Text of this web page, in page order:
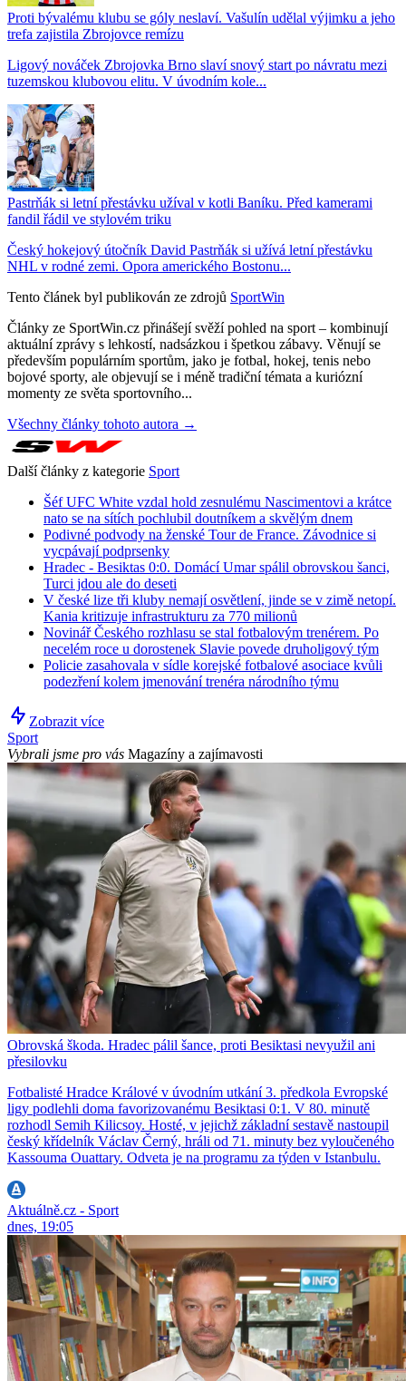
Proti bývalému klubu se góly neslaví. Vašulín udělal výjimku a jeho
trefa zajistila Zbrojovce remízu
Ligový nováček Zbrojovka Brno slaví snový start po návratu mezi
tuzemskou klubovou elitu. V úvodním kole...
Pastrňák si letní přestávku užíval v kotli Baníku. Před kamerami
fandil řádil ve stylovém triku
Český hokejový útočník David Pastrňák si užívá letní přestávku
NHL v rodné zemi. Opora amerického Bostonu...
Tento článek byl publikován ze zdrojů SportWin
Články ze SportWin.cz přinášejí svěží pohled na sport – kombinují
aktuální zprávy s lehkostí, nadsázkou i špetkou zábavy. Věnují se
především populárním sportům, jako je fotbal, hokej, tenis nebo
bojové sporty, ale objevují se i méně tradiční témata a kuriózní
momenty ze světa sportovního...
Všechny články tohoto autora →
Další články z kategorie Sport
Šéf UFC White vzdal hold zesnulému Nascimentovi a krátce
nato se na sítích pochlubil doutníkem a skvělým dnem
Podivné podvody na ženské Tour de France. Závodnice si
vycpávají podprsenky
Hradec - Besiktas 0:0. Domácí Umar spálil obrovskou šanci,
Turci jdou ale do deseti
V české lize tři kluby nemají osvětlení, jinde se v zimě netopí.
Kania kritizuje infrastrukturu za 770 milionů
Novinář Českého rozhlasu se stal fotbalovým trenérem. Po
necelém roce u dorostenek Slavie povede druholigový tým
Policie zasahovala v sídle korejské fotbalové asociace kvůli
podezření kolem jmenování trenéra národního týmu
Zobrazit více
Sport
Vybrali jsme pro vás Magazíny a zajímavosti
Obrovská škoda. Hradec pálil šance, proti Besiktasi nevyužil ani
přesilovku
Fotbalisté Hradce Králové v úvodním utkání 3. předkola Evropské
ligy podlehli doma favorizovanému Besiktasi 0:1. V 80. minutě
rozhodl Semih Kilicsoy. Hosté, v jejichž základní sestavě nastoupil
český křídelník Václav Černý, hráli od 71. minuty bez vyloučeného
Kassouma Ouattary. Odveta je na programu za týden v Istanbulu.
Aktuálně.cz - Sport
dnes, 19:05